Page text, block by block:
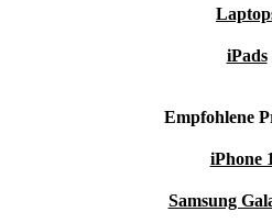
iPads
Empfohlene
iPhone
Samsung